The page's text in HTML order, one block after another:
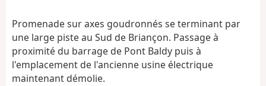
Promenade sur axes goudronnés se terminant par
une large piste au Sud de Briançon. Passage à
proximité du barrage de Pont Baldy puis à
l'emplacement de l'ancienne usine électrique
maintenant démolie.